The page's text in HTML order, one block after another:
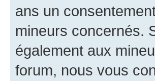
ans un
mineurs concernés.
également aux
forum, nous vous